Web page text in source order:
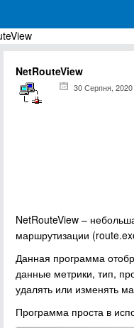
для Windows
NetRouteView
30 Серпня, 2020
NetRouteView –
маршрутизации
Данная программа
данные метрики, тип,
удалять или изменять
Программа проста в